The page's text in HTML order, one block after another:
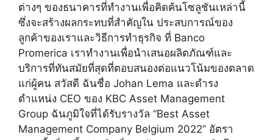
ต่างๆ ของธนาคารที่ทำงานเพื่อคิดค้นโซลูชันเหล่านี้
ซึ่งจะสร้างผลกระทบที่สำคัญใน ประสบการณ์ของ
ลูกค้าของเราและวิธีการทำธุรกิจ ที่ Banco
Promerica เราทำงานเพื่อนำเสนอผลิตภัณฑ์และ
บริการที่ทันสมัยที่สุดที่ตอบสนองต่อแนวโน้มของตลาด
แก่ผู้คน สวัสดี ฉันชื่อ Johan Lema และดำรง
ตำแหน่ง CEO ของ KBC Asset Management
Group ฉันภูมิใจที่ได้รับรางวัล “Best Asset
Management Company Belgium 2022” อัตรา